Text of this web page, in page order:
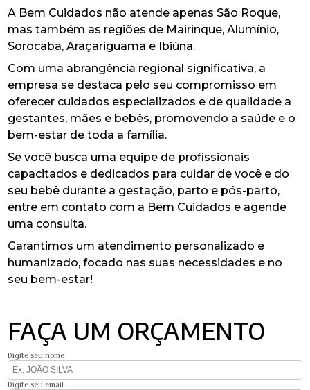
A Bem Cuidados não atende apenas São Roque,
mas também as regiões de Mairinque, Alumínio,
Sorocaba, Araçariguama e Ibiúna.
Com uma abrangência regional significativa, a
empresa se destaca pelo seu compromisso em
oferecer cuidados especializados e de qualidade a
gestantes, mães e bebês, promovendo a saúde e o
bem-estar de toda a família.
Se você busca uma equipe de profissionais
capacitados e dedicados para cuidar de você e do
seu bebê durante a gestação, parto e pós-parto,
entre em contato com a Bem Cuidados e agende
uma consulta.
Garantimos um atendimento personalizado e
humanizado, focado nas suas necessidades e no
seu bem-estar!
FAÇA UM ORÇAMENTO
Digite seu nome
Digite seu email